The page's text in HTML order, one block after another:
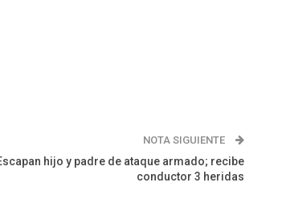
NOTA SIGUIENTE
hijo y padre de ataque armado; recibe
conductor 3 heridas